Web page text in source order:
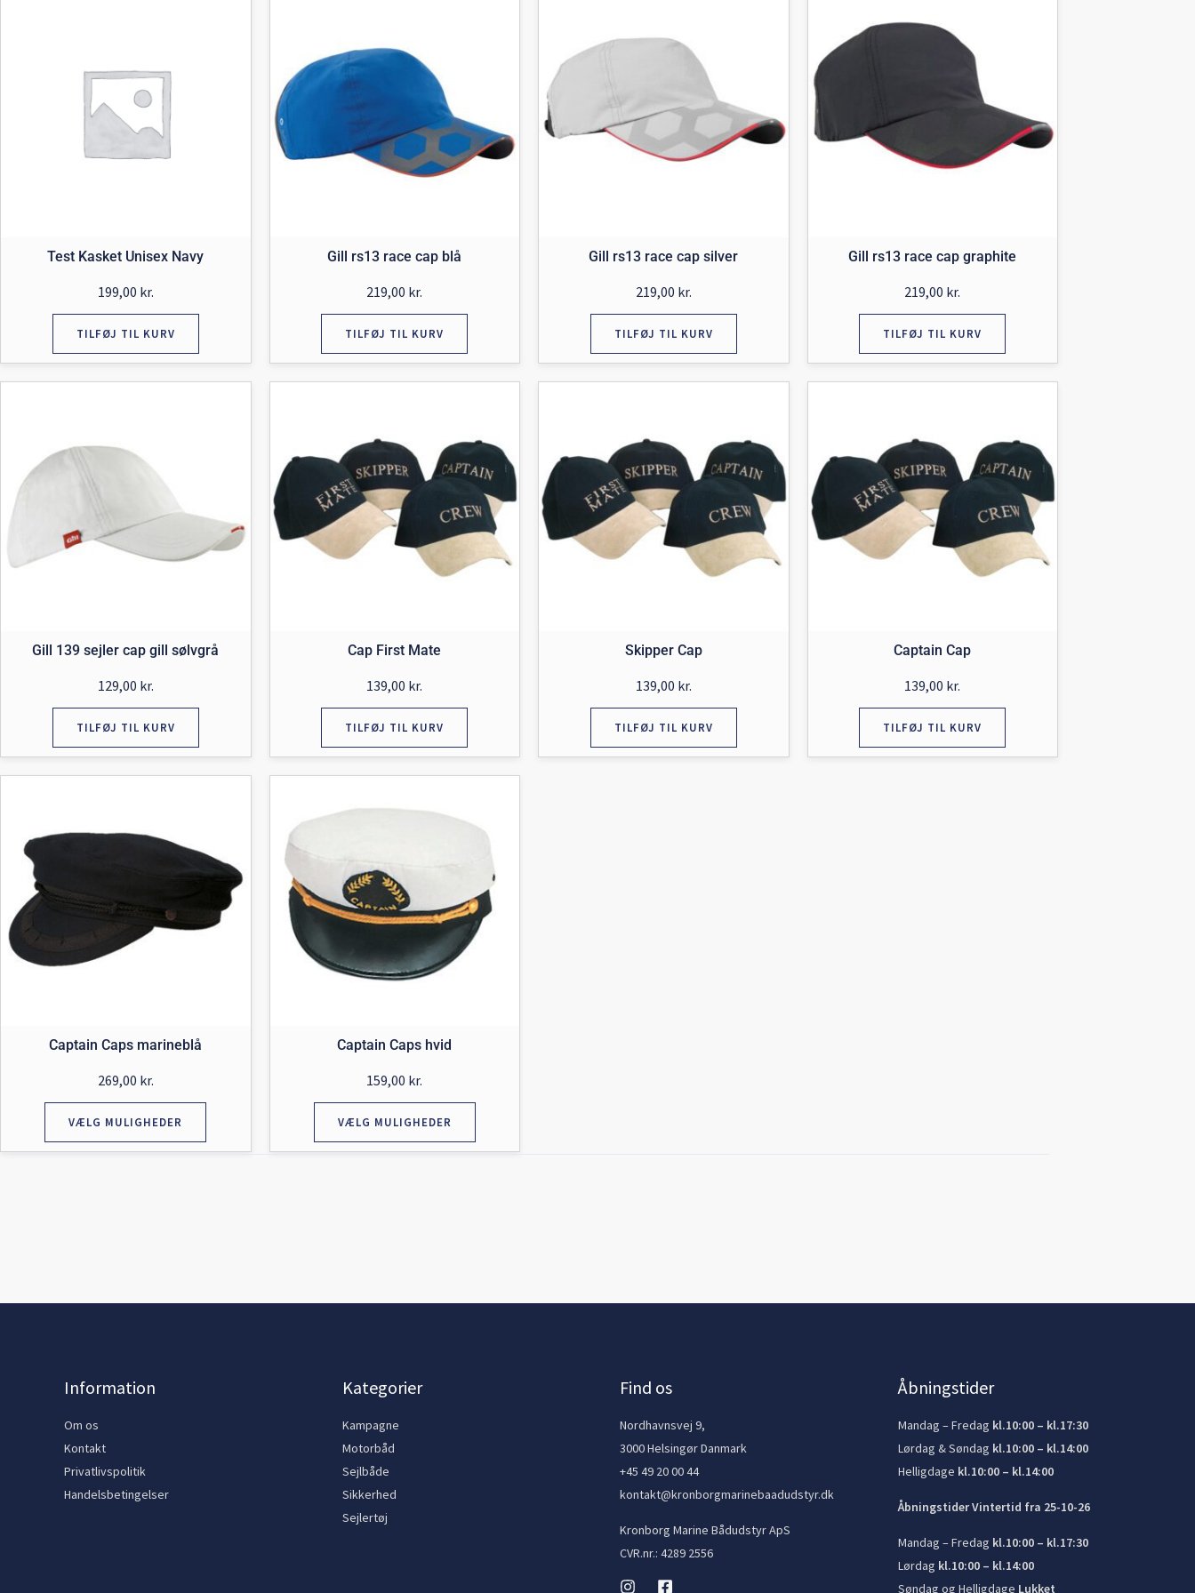
Test Kasket Unisex Navy
199,00 kr.
TILFØJ TIL KURV
Gill rs13 race cap blå
219,00 kr.
TILFØJ TIL KURV
Gill rs13 race cap silver
219,00 kr.
TILFØJ TIL KURV
Gill rs13 race cap graphite
219,00 kr.
TILFØJ TIL KURV
Gill 139 sejler cap gill sølvgrå
129,00 kr.
TILFØJ TIL KURV
Cap First Mate
139,00 kr.
TILFØJ TIL KURV
Skipper Cap
139,00 kr.
TILFØJ TIL KURV
Captain Cap
139,00 kr.
TILFØJ TIL KURV
Captain Caps marineblå
269,00 kr.
VÆLG MULIGHEDER
Captain Caps hvid
159,00 kr.
VÆLG MULIGHEDER
Information
Om os
Kontakt
Privatlivspolitik
Handelsbetingelser
Kategorier
Kampagne
Motorbåd
Sejlbåde
Sikkerhed
Sejlertøj
Find os
Nordhavnsvej 9,
3000 Helsingør Danmark
+45 49 20 00 44
kontakt@kronborgmarinebaadudstyr.dk
Kronborg Marine Bådudstyr ApS
CVR.nr.: 4289 2556
Åbningstider
Mandag – Fredag kl.10:00 – kl.17:30
Lørdag & Søndag kl.10:00 – kl.14:00
Helligdage kl.10:00 – kl.14:00
Åbningstider Vintertid fra 25-10-26
Mandag – Fredag kl.10:00 – kl.17:30
Lørdag kl.10:00 – kl.14:00
Søndag og Helligdage Lukket